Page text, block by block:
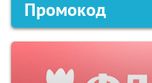
Промокод